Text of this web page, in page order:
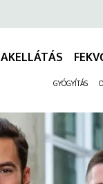
GYÓGYÍTÁS